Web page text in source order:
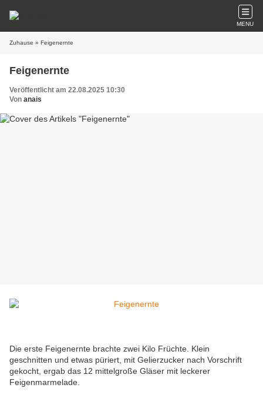
MENU
Zuhause » Feigenernte
Feigenernte
Veröffentlicht am 22.08.2025 10:30
Von anais
Die erste Feigenernte brachte zwei Kilo Früchte. Klein
geschnitten und etwas püriert, mit Gelierzucker nach Vorschrift
gekocht, ergab das 12 mittelgroße Gläser mit leckerer
Feigenmarmelade.